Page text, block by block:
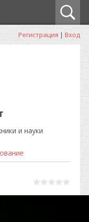
Регистрация | Вход
и науки